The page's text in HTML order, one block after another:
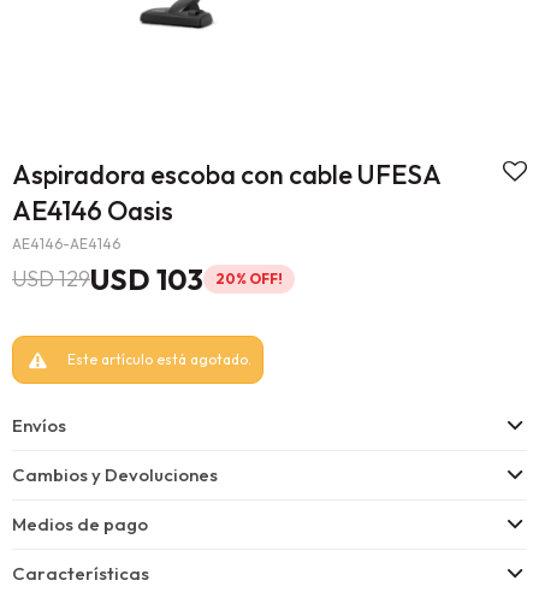
Aspiradora escoba con cable UFESA
AE4146 Oasis
AE4146-AE4146
USD 103
USD129 20
Este artículo está agotado.
Envíos
Cambios y Devoluciones
Medios de pago
Características